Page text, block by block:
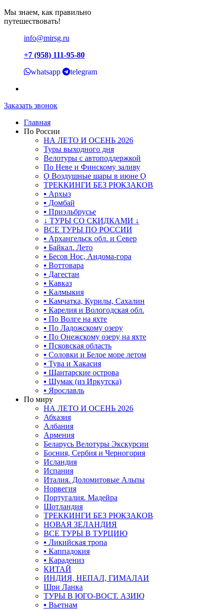
Мы знаем, как правильно
путешествовать!
info@mirsg.ru
+7 (958) 111-95-80
whatsapp telegram
Заказать звонок
Главная
По России
НА ЛЕТО И ОСЕНЬ 2026
Туры выходного дня
Велотуры с автоподдержкой
По Неве и Финскому заливу
Ǫ Воздушные шары в июне Ǫ
ТРЕККИНГИ БЕЗ РЮКЗАКОВ
▪ Архыз
▪ Домбай
▪ Приэльбрусье
↓ ТУРЫ СО СКИДКАМИ ↓
ВСЕ ТУРЫ ПО РОССИИ
▪ Архангельск обл. и Север
▪ Байкал. Лето
▪ Бесов Нос, Андома-гора
▪ Воттовара
▪ Дагестан
▪ Кавказ
▪ Калмыкия
▪ Камчатка, Курилы, Сахалин
▪ Карелия и Вологодская обл.
▪ По Волге на яхте
▪ По Ладожскому озеру
▪ По Онежскому озеру на яхте
▪ Псковская область
▪ Соловки и Белое море летом
▪ Тува и Хакасия
▪ Шантарские острова
▪ Шумак (из Иркутска)
▪ Ярославль
По миру
НА ЛЕТО И ОСЕНЬ 2026
Абхазия
Албания
Армения
Беларусь Велотуры Экскурсии
Босния, Сербия и Черногория
Исландия
Испания
Италия. Доломитовые Альпы
Норвегия
Португалия. Мадейра
Шотландия
ТРЕККИНГИ БЕЗ РЮКЗАКОВ
НОВАЯ ЗЕЛАНДИЯ
ВСЕ ТУРЫ В ТУРЦИЮ
▪ Ликийская тропа
▪ Каппадокия
▪ Карадениз
КИТАЙ
ИНДИЯ, НЕПАЛ, ГИМАЛАИ
Шри Ланка
ТУРЫ В ЮГО-ВОСТ. АЗИЮ
▪ Вьетнам